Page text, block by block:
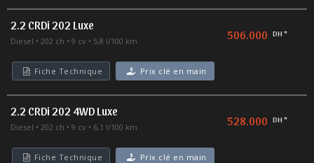
2.2 CRDi 202 Luxe
Diesel 202 ch 9 cv 5,8 l/100 km 506.000 DH *
Fiche Technique Prix clé en main
2.2 CRDi 202 4WD Luxe
Diesel 202 ch 9 cv 6,1 l/100 km 528.000 DH *
Fiche Technique Prix clé en main